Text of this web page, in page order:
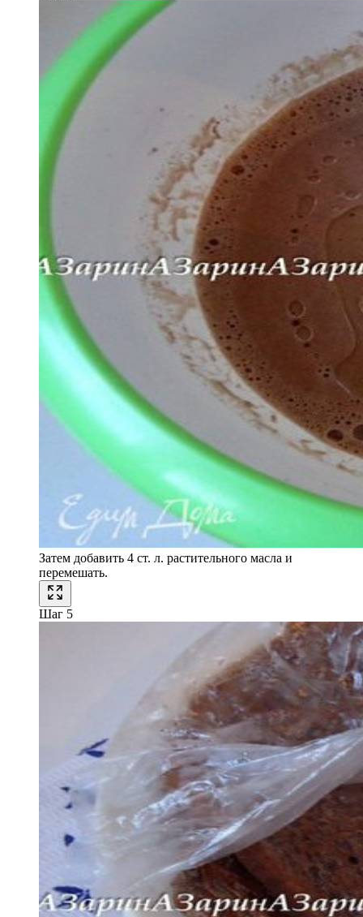
Затем добавить 4 ст. л. растительного масла и
перемешать.
Шаг 5